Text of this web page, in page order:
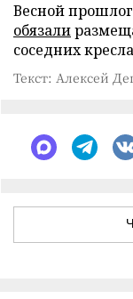
Весной
обязали
соседних
Текст: Алексей